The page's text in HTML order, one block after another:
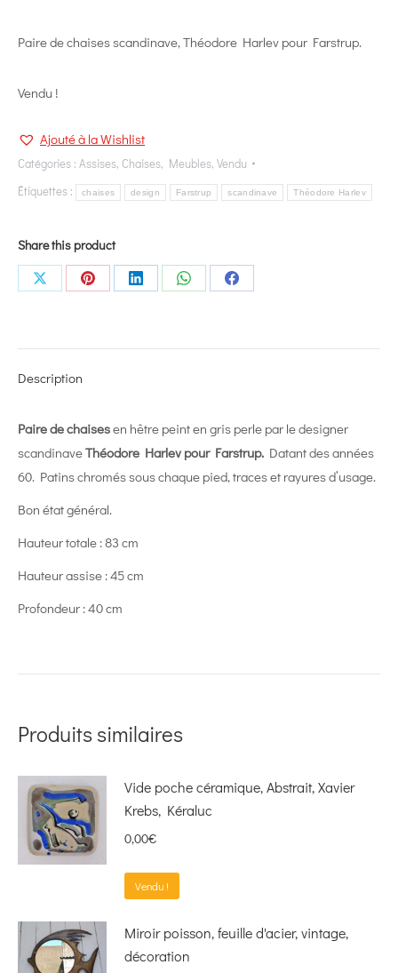
Paire de chaises scandinave, Théodore Harlev pour Farstrup.
Vendu !
Ajouté à la Wishlist
Catégories : Assises, Chaises, Meubles, Vendu
Étiquettes :
chaises design Farstrup scandinave Théodore Harlev
Share this product
Share
Share
Share
Share
Share
Description
Paire de chaisesen hêtre peint en gris perle par le designer
scandinaveThéodore Harlev pour Farstrup. Datant des années
60. Patins chromés sous chaque pied, traces et rayures d’usage.
Bon état général.
Hauteur totale : 83 cm
Hauteur assise : 45 cm
Profondeur : 40 cm
Produits similaires
Vide poche céramique, Abstrait, Xavier
Krebs, Kéraluc
0,00€
Vendu !
Miroir poisson, feuille d'acier, vintage,
décoration